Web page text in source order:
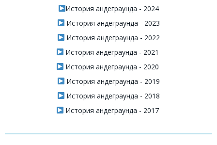
История андеграунда - 2024
История андеграунда - 2023
История андеграунда - 2022
История андеграунда - 2021
История андеграунда - 2020
История андеграунда - 2019
История андеграунда - 2018
История андеграунда - 2017